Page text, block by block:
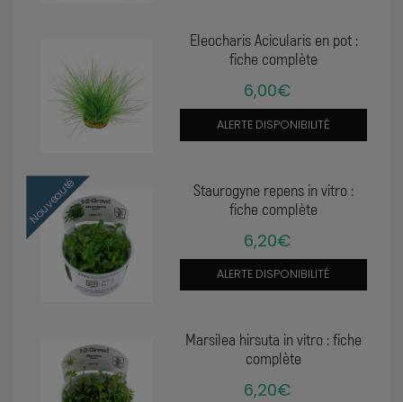
Eleocharis Acicularis en pot :
fiche complète
6,00€
ALERTE DISPONIBILITÉ
Nouveauté
Staurogyne repens in vitro :
fiche complète
6,20€
ALERTE DISPONIBILITÉ
Marsilea hirsuta in vitro : fiche
complète
6,20€